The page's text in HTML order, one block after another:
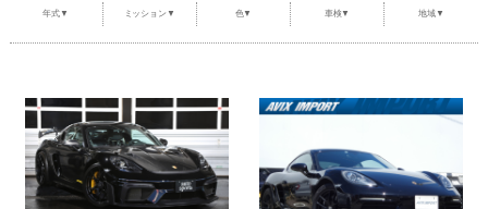
Report
年式▼ ミッション▼ 色▼ 車検▼ 地域▼